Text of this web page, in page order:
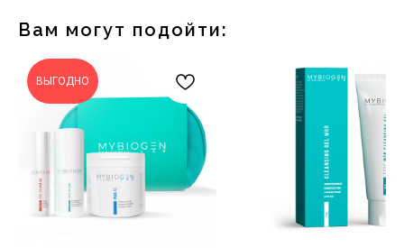
Вам могут подойти:
ВЫГОДНО